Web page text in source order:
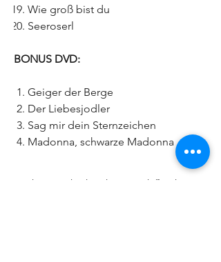
Wie groß bist du
Seeroserl
BONUS DVD:
Geiger der Berge
Der Liebesjodler
Sag mir dein Sternzeichen
Madonna, schwarze Madonna